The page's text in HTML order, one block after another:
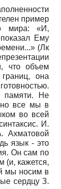
пример
мира: «И,
Ему
(Лк
что объем
она
памяти. Не
но все мы в
во всей
И.
Ахматовой
язык - это
Он сам по
(и, кажется,
мы носим в
сердцу З.